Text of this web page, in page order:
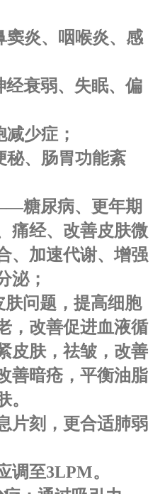
炎、咽喉炎、感
衰弱、失眠、偏
少症；
、肠胃功能紊
糖尿病、更年期
痛经、改善皮肤微
、加速代谢、增强
泌；
问题，提高细胞
，改善促进血液循
皮肤，祛皱，改善
善暗疮，平衡油脂
。
片刻，更合适肺弱
调至3LPM。